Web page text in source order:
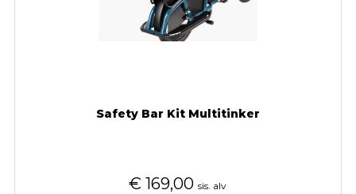
Safety Bar Kit Multitinker
€ 169,00 sis. alv